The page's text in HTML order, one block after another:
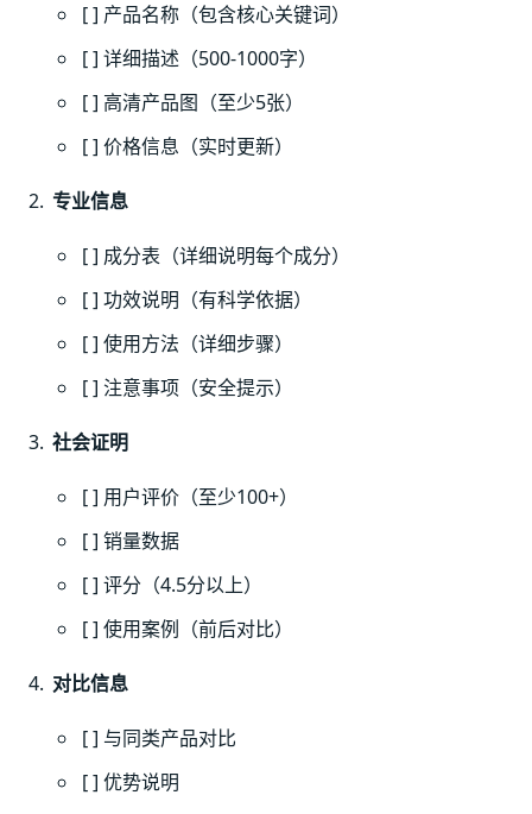
[ ] 产品名称（包含核心关键词）
[ ] 详细描述（500-1000字）
[ ] 高清产品图（至少5张）
[ ] 价格信息（实时更新）
专业信息
[ ] 成分表（详细说明每个成分）
[ ] 功效说明（有科学依据）
[ ] 使用方法（详细步骤）
[ ] 注意事项（安全提示）
社会证明
[ ] 用户评价（至少100+）
[ ] 销量数据
[ ] 评分（4.5分以上）
[ ] 使用案例（前后对比）
对比信息
[ ] 与同类产品对比
[ ] 优势说明